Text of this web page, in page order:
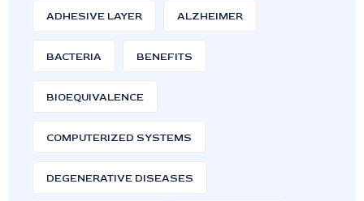
ADHESIVE LAYER ALZHEIMER
BACTERIA BENEFITS
BIOEQUIVALENCE
COMPUTERIZED SYSTEMS
DEGENERATIVE DISEASES